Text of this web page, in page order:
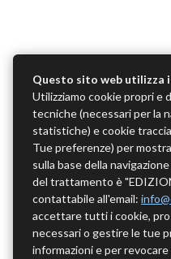
Questo sito web utilizza
Utilizziamo cookie propri e
tecniche (necessari per la
statistiche) e cookie
Tue preferenze) per
sulla base della
del trattamento è
contattabile all'email:
accettare tutti i cookie,
necessari o gestire le tue
informazioni e per